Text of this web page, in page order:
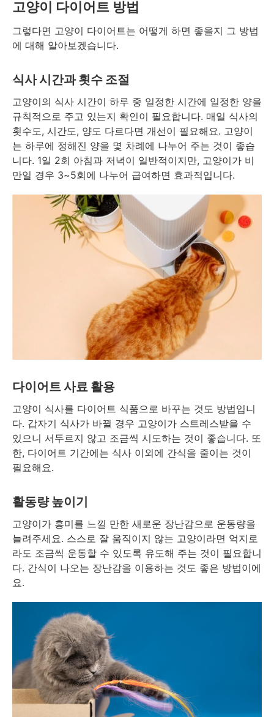
고양이 다이어트 방법
그렇다면 고양이 다이어트는 어떻게 하면 좋을지 그 방법
에 대해 알아보겠습니다.
식사 시간과 횟수 조절
고양이의 식사 시간이 하루 중 일정한 시간에 일정한 양을
규칙적으로 주고 있는지 확인이 필요합니다. 매일 식사의
횟수도, 시간도, 양도 다르다면 개선이 필요해요. 고양이
는 하루에 정해진 양을 몇 차례에 나누어 주는 것이 좋습
니다. 1일 2회 아침과 저녁이 일반적이지만, 고양이가 비
만일 경우 3~5회에 나누어 급여하면 효과적입니다.
다이어트 사료 활용
고양이 식사를 다이어트 식품으로 바꾸는 것도 방법입니
다. 갑자기 식사가 바뀔 경우 고양이가 스트레스받을 수
있으니 서두르지 않고 조금씩 시도하는 것이 좋습니다. 또
한, 다이어트 기간에는 식사 이외에 간식을 줄이는 것이
필요해요.
활동량 높이기
고양이가 흥미를 느낄 만한 새로운 장난감으로 운동량을
늘려주세요. 스스로 잘 움직이지 않는 고양이라면 억지로
라도 조금씩 운동할 수 있도록 유도해 주는 것이 필요합니
다. 간식이 나오는 장난감을 이용하는 것도 좋은 방법이에
요.